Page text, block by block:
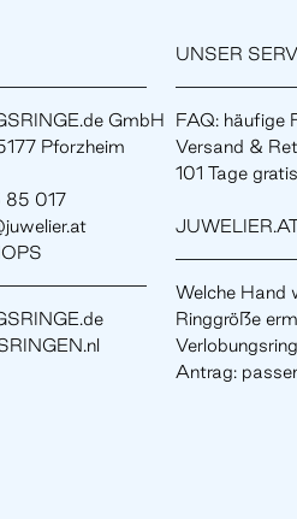
GmbH
Pforzheim
85 017
UNSER
FAQ: häufige
Versand &
101 Tage
Welche Hand
Ringgröße
Antrag: